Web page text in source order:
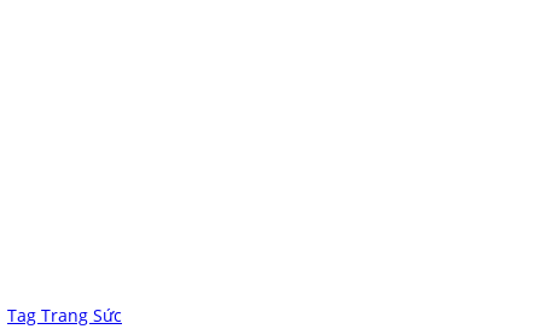
Tag Trang Sức